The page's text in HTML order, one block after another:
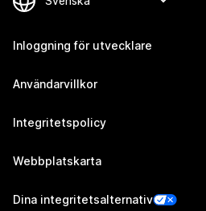
Inloggning för utvecklare
Användarvillkor
Integritetspolicy
Webbplatskarta
Dina integritetsalternativ